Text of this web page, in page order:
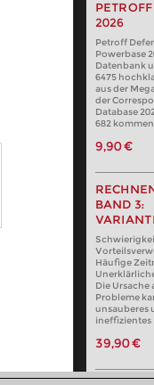
2026
Petroff
Powerbase
Datenbank
6475
aus der
der
Database
682
9,90 €
BAND 3:
Häufige
Die Ursache
Probleme
unsauberes
ineffizientes
39,90 €